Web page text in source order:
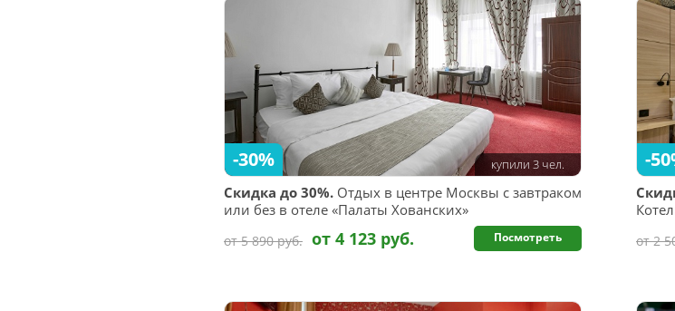
Скидка до 30%. Отдых в центре Москвы с завтраком
или без в отеле «Палаты Хованских»
-30% купили 3 чел.
от 5 890 руб. от 4 123 руб. Посмотреть
-
от 2